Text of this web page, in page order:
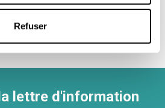
Refuser
o fabricación. La garantía
a través de Lecuine.com.
lettre d'information